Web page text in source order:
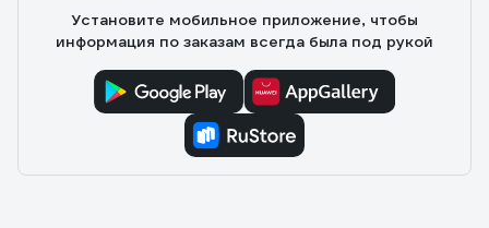
Установите мобильное приложение, чтобы
информация по заказам всегда была под рукой